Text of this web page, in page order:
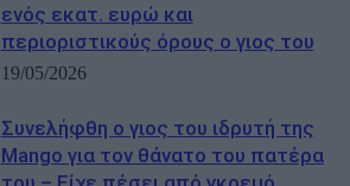
ενός εκατ. ευρώ και
περιοριστικούς όρους ο γιος του
19/05/2026
Συνελήφθη ο γιος του ιδρυτή της
Mango για τον θάνατο του πατέρα